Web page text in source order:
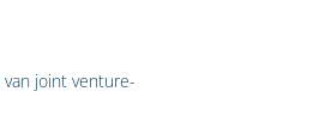
joint venture-